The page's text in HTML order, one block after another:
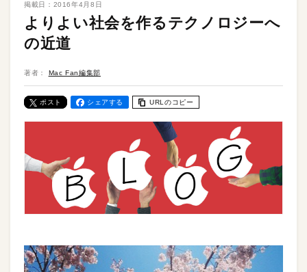
掲載日： 2016年4月8日
よりよい社会を作るテクノロジーへ
の近道
著者： Mac Fan編集部
ポスト シェアする URLのコピー